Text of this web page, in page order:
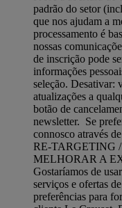
padrão do setor
que nos ajudam a
processamento é
nossas
de inscrição pode
informações
seleção. Desativar:
atualizações a
botão de
newsletter. Se
connosco através de
RE-TARGETING
MELHORAR A
Gostaríamos de
serviços e ofertas
preferências para